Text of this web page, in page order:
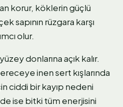
korur, köklerin güçlü
sapının rüzgara karşı
olur.
donlarına açık kalır.
inen sert kışlarında
ciddi bir kayıp nedeni
ise bitki tüm enerjisini